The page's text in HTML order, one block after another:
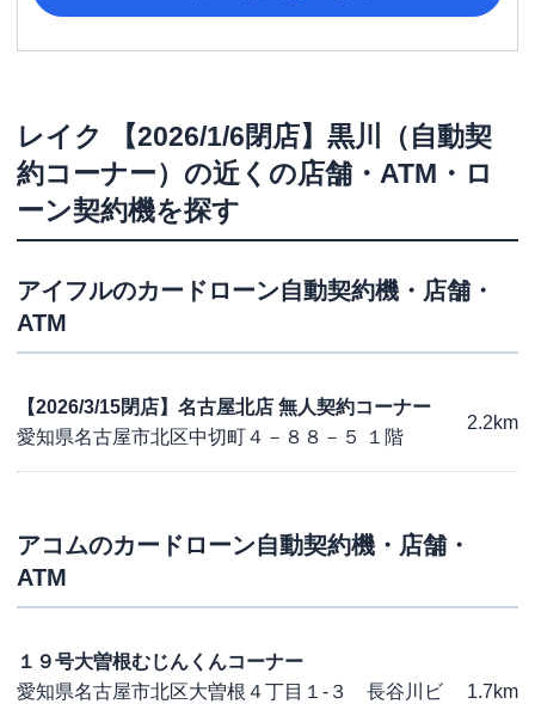
レイク
【2026/1/6閉店】黒川（自動契
約コーナー） の近くの店舗・ATM・ロ
ーン契約機を探す
アイフルのカードローン自動契約機・店舗・
ATM
【2026/3/15閉店】名古屋北店 無人契約コーナー
愛知県名古屋市北区中切町４－８８－５ １階
2.2km
アコムのカードローン自動契約機・店舗・
ATM
１９号大曽根むじんくんコーナー
愛知県名古屋市北区大曽根４丁目１-３ 長谷川ビ
1.7km